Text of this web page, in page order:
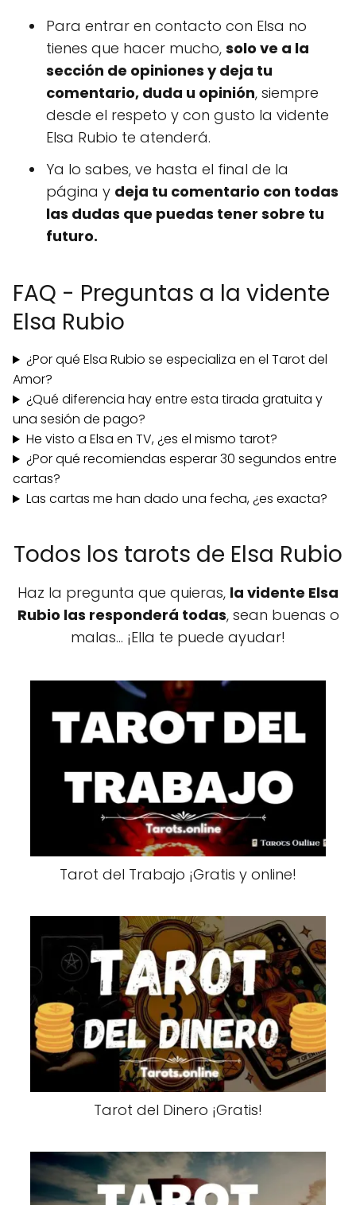
Para entrar en contacto con Elsa no
tienes que hacer mucho, solo ve a la
sección de opiniones y deja tu
comentario, duda u opinión, siempre
desde el respeto y con gusto la vidente
Elsa Rubio te atenderá.
Ya lo sabes, ve hasta el final de la
página y deja tu comentario con todas
las dudas que puedas tener sobre tu
futuro.
FAQ - Preguntas a la vidente
Elsa Rubio
¿Por qué Elsa Rubio se especializa en el Tarot del
Amor?
¿Qué diferencia hay entre esta tirada gratuita y
una sesión de pago?
He visto a Elsa en TV, ¿es el mismo tarot?
¿Por qué recomiendas esperar 30 segundos entre
cartas?
Las cartas me han dado una fecha, ¿es exacta?
Todos los tarots de Elsa Rubio
Haz la pregunta que quieras, la vidente Elsa
Rubio las responderá todas, sean buenas o
malas… ¡Ella te puede ayudar!
Tarot del Trabajo ¡Gratis y online!
Tarot del Dinero ¡Gratis!